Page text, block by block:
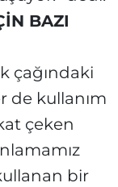
BAZI
çağındaki
de kullanım
çeken
bir